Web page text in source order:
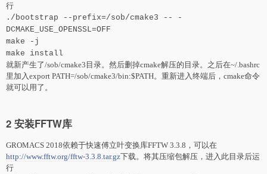
行
./bootstrap --prefix=/sob/cmake3 -- -
DCMAKE_USE_OPENSSL=OFF
make -j
make install
就新产生了/sob/cmake3目录。然后删掉cmake解压的目录。之后在~/.bashrc
里加入export PATH=/sob/cmake3/bin:$PATH。重新进入终端后，cmake命令
就可以用了。
2 安装FFTW库
GROMACS 2018依赖于快速傅立叶变换库FFTW 3.3.8，可以在
http://www.fftw.org/fftw-3.3.8.tar.gz下载。将其压缩包解压，进入此目录后运
行